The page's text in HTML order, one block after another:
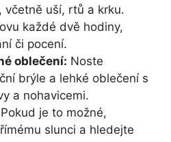
včetně uší, rtů a krku.
každé dvě hodiny,
či pocení.
oblečení: Noste
brýle a lehké oblečení s
a nohavicemi.
Pokud je to možné,
slunci a hledejte